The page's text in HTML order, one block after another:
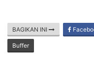
BAGIKAN INI
Buffer